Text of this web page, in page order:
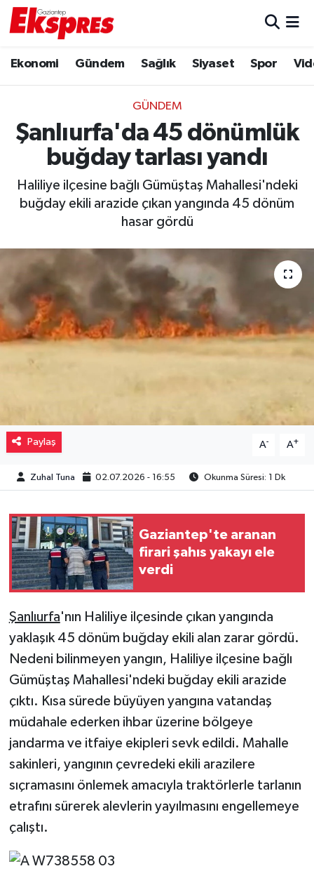
Ekonomi Gündem Sağlık Siyaset Spor
GÜNDEM
Şanlıurfa'da 45 dönümlük
buğday tarlası yandı
Haliliye ilçesine bağlı Gümüştaş Mahallesi'ndeki
buğday ekili arazide çıkan yangında 45 dönüm
hasar gördü
Paylaş A- A+
Zuhal Tuna 02.07.2026 - 16:55 Okunma Süresi: 1 Dk
Gaziantep'te aranan
firari şahıs yakayı ele
verdi
Şanlıurfa'nın Haliliye ilçesinde çıkan yangında
yaklaşık 45 dönüm buğday ekili alan zarar gördü.
Nedeni bilinmeyen yangın, Haliliye ilçesine bağlı
Gümüştaş Mahallesi'ndeki buğday ekili arazide
çıktı. Kısa sürede büyüyen yangına vatandaş
müdahale ederken ihbar üzerine bölgeye
jandarma ve itfaiye ekipleri sevk edildi. Mahalle
sakinleri, yangının çevredeki ekili arazilere
sıçramasını önlemek amacıyla traktörlerle tarlanın
etrafını sürerek alevlerin yayılmasını engellemeye
çalıştı.
Ekonomi
Gaziantep son dakika
Genel
Gündem
Kültür Sanat
Magazin
Müzik
Sağlık
Sinemalar
Siyaset
Spor
Teknoloji
Türkiye
Video Haber
Yaşam
Yemek
Trafik Durumu
Puan Durumu ve Fikstür
Tüm Manşetler
Son Dakika Haberleri